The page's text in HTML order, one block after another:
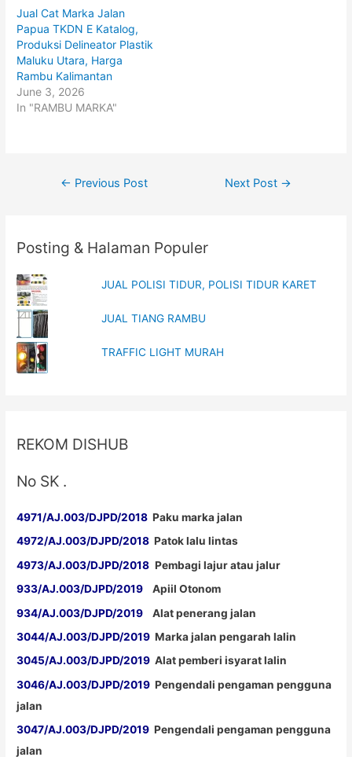
(
O
p
e
n
s
i
n
n
e
w
w
k
(
O
p
e
n
s
i
n
n
e
w
)
Jual Cat Marka Jalan
Papua TKDN E Katalog,
Produksi Delineator Plastik
Maluku Utara, Harga
Rambu Kalimantan
June 3, 2026
In "RAMBU MARKA"
Post
← Previous Post Next Post →
Posting & Halaman Populer
JUAL POLISI TIDUR, POLISI TIDUR KARET
JUAL TIANG RAMBU
TRAFFIC LIGHT MURAH
REKOM DISHUB
No SK .
4971/AJ.003/DJPD/2018 Paku marka jalan
4972/AJ.003/DJPD/2018 Patok lalu lintas
4973/AJ.003/DJPD/2018 Pembagi lajur atau jalur
933/AJ.003/DJPD/2019 Apiil Otonom
934/AJ.003/DJPD/2019 Alat penerang jalan
3044/AJ.003/DJPD/2019 Marka jalan pengarah lalin
3045/AJ.003/DJPD/2019 Alat pemberi isyarat lalin
3046/AJ.003/DJPD/2019 Pengendali pengaman pengguna
jalan
3047/AJ.003/DJPD/2019 Pengendali pengaman pengguna
jalan